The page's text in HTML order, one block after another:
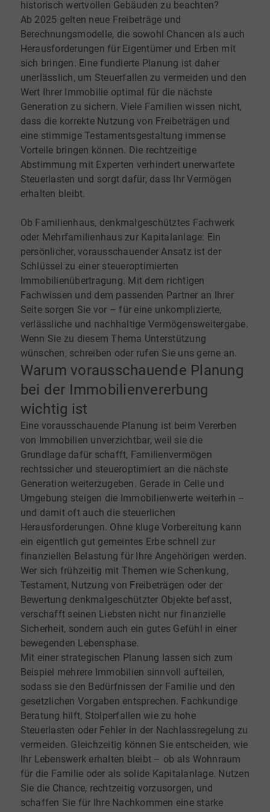
historisch wertvollen Gebäuden zu beachten?
Ab 2025 gelten neue Freibeträge und
Berechnungsmodelle, die sowohl Chancen als auch
Herausforderungen für Eigentümer und Erben mit
sich bringen. Eine fundierte Planung ist daher
unerlässlich, um Steuerfallen zu vermeiden und den
Wert Ihrer Immobilie optimal für die nächste
Generation zu sichern. Viele Familien wissen nicht,
dass die korrekte Nutzung von Freibeträgen und
eine stimmige Testamentsgestaltung immense
Vorteile bringen können. Die rechtzeitige
Abstimmung mit Experten verhindert unerwartete
Steuerlasten und sorgt dafür, dass Ihr Vermögen
erhalten bleibt.
Ob Familienhaus, denkmalgeschütztes Fachwerk
oder Mehrfamilienhaus zur Kapitalanlage: Ein
persönlicher, vorausschauender Ansatz ist der
Schlüssel zu einer steueroptimierten
Immobilienübertragung. Mit dem richtigen
Fachwissen und dem passenden Partner an Ihrer
Seite sorgen Sie vor – für eine unkomplizierte,
verlässliche und nachhaltige Vermögensweitergabe.
Wenn Sie zu diesem Thema Unterstützung
wünschen, schreiben oder rufen Sie uns gerne an.
Warum vorausschauende Planung
bei der Immobilienvererbung
wichtig ist
Eine vorausschauende Planung ist beim Vererben
von Immobilien unverzichtbar, weil sie die
Grundlage dafür schafft, Familienvermögen
rechtssicher und steueroptimiert an die nächste
Generation weiterzugeben. Gerade in Celle und
Umgebung steigen die Immobilienwerte weiterhin –
und damit oft auch die steuerlichen
Herausforderungen. Ohne kluge Vorbereitung kann
ein eigentlich gut gemeintes Erbe schnell zur
finanziellen Belastung für Ihre Angehörigen werden.
Wer sich frühzeitig mit Themen wie Schenkung,
Testament, Nutzung von Freibeträgen oder der
Bewertung denkmalgeschützter Objekte befasst,
verschafft seinen Liebsten nicht nur finanzielle
Sicherheit, sondern auch ein gutes Gefühl in einer
bewegenden Lebensphase.
Mit einer strategischen Planung lassen sich zum
Beispiel mehrere Immobilien sinnvoll aufteilen,
sodass sie den Bedürfnissen der Familie und den
gesetzlichen Vorgaben entsprechen. Fachkundige
Beratung hilft, Stolperfallen wie zu hohe
Steuerlasten oder Fehler in der Nachlassregelung zu
vermeiden. Gleichzeitig können Sie entscheiden, wie
Ihr Lebenswerk erhalten bleibt – ob als Wohnraum
für die Familie oder als solide Kapitalanlage. Nutzen
Sie die Chance, rechtzeitig vorzusorgen, und
schaffen Sie für Ihre Nachkommen eine starke